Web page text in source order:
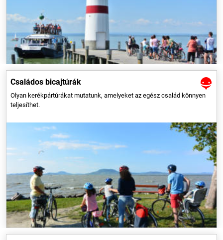
Családos bicajtúrák
gyűjtöttünk össze, amelyekre az egész család, gyerekekkel együtt
bátran felkerekedhet.
Olyan kerékpártúrákat mutatunk, amelyeket az egész család könnyen
teljesíthet.
A 23 km hosszú, dimbes-dombos túrát bárki teljesítheti. Hévíz
központjából indulva érintjük Karmacs, Zalaköveskút és Nemesbük
településeket is, de arra is lesz időnk, hogy gyönyörködjünk a szép zalai
tájban.